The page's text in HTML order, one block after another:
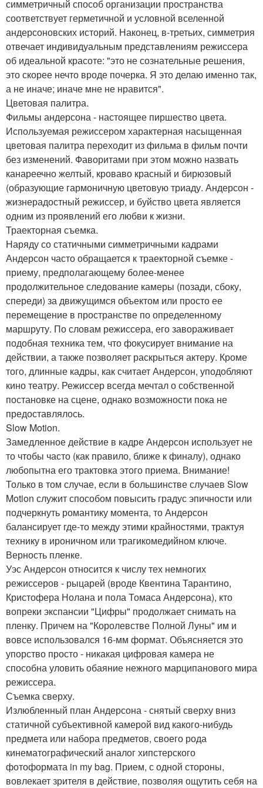
симметричный способ организации пространства
соответствует герметичной и условной вселенной
андерсоновских историй. Наконец, в-третьих, симметрия
отвечает индивидуальным представлениям режиссера
об идеальной красоте: "это не сознательные решения,
это скорее нечто вроде почерка. Я это делаю именно так,
а не иначе; иначе мне не нравится".
Цветовая палитра.
Фильмы андерсона - настоящее пиршество цвета.
Используемая режиссером характерная насыщенная
цветовая палитра переходит из фильма в фильм почти
без изменений. Фаворитами при этом можно назвать
канареечно желтый, кроваво красный и бирюзовый
(образующие гармоничную цветовую триаду. Андерсон -
жизнерадостный режиссер, и буйство цвета является
одним из проявлений его любви к жизни.
Траекторная съемка.
Наряду со статичными симметричными кадрами
Андерсон часто обращается к траекторной съемке -
приему, предполагающему более-менее
продолжительное следование камеры (позади, сбоку,
спереди) за движущимся объектом или просто ее
перемещение в пространстве по определенному
маршруту. По словам режиссера, его завораживает
подобная техника тем, что фокусирует внимание на
действии, а также позволяет раскрыться актеру. Кроме
того, длинные кадры, как считает Андерсон, уподобляют
кино театру. Режиссер всегда мечтал о собственной
постановке на сцене, однако возможности пока не
предоставлялось.
Slow Motion.
Замедленное действие в кадре Андерсон использует не
то чтобы часто (как правило, ближе к финалу), однако
любопытна его трактовка этого приема. Внимание!
Только в том случае, если в большинстве случаев Slow
Motion служит способом повысить градус эпичности или
подчеркнуть романтику момента, то Андерсон
балансирует где-то между этими крайностями, трактуя
технику в ироничном или трагикомедийном ключе.
Верность пленке.
Уэс Андерсон относится к числу тех немногих
режиссеров - рыцарей (вроде Квентина Тарантино,
Кристофера Нолана и пола Томаса Андерсона), кто
вопреки экспансии "Цифры" продолжает снимать на
пленку. Причем на "Королевстве Полной Луны" им и
вовсе использовался 16-мм формат. Объясняется это
упорство просто - никакая цифровая камера не
способна уловить обаяние нежного марципанового мира
режиссера.
Съемка сверху.
Излюбленный план Андерсона - снятый сверху вниз
статичной субъективной камерой вид какого-нибудь
предмета или набора предметов, своего рода
кинематографический аналог хипстерского
фотоформата in my bag. Прием, с одной стороны,
вовлекает зрителя в действие, позволяя ощутить себя на